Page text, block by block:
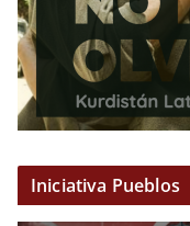
Iniciativa Pueblos